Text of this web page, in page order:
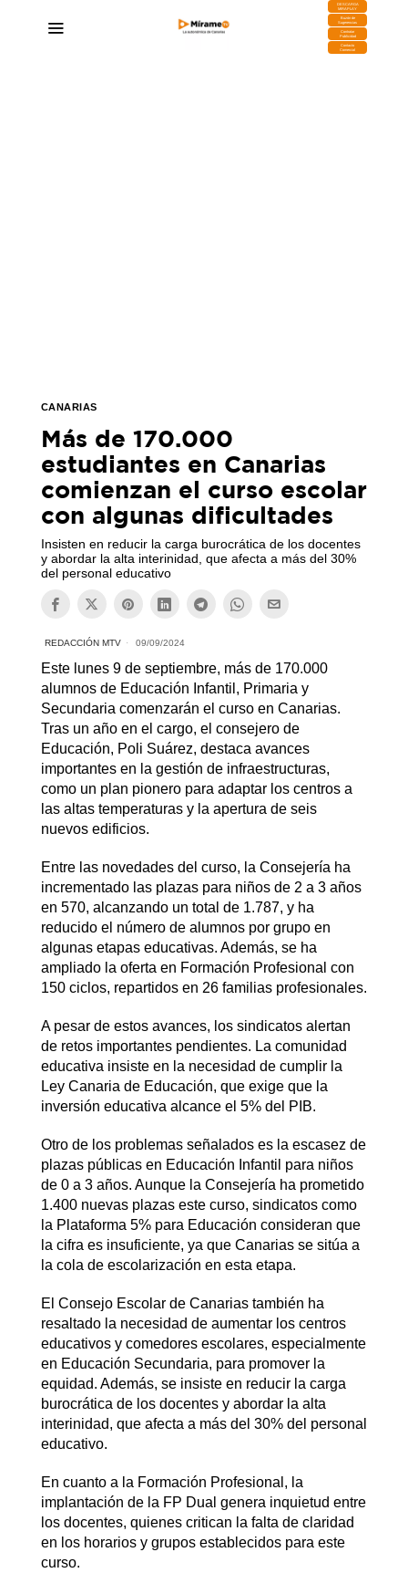
DESCARGA
MIRAPLAY
Buzón de
Sugerencias
Contratar
Publicidad
Contacto
Comercial
CANARIAS
Más de 170.000
estudiantes en Canarias
comienzan el curso escolar
con algunas dificultades
Insisten en reducir la carga burocrática de los docentes
y abordar la alta interinidad, que afecta a más del 30%
del personal educativo
REDACCIÓN MTV 09/09/2024
Este lunes 9 de septiembre, más de 170.000
alumnos de Educación Infantil, Primaria y
Secundaria comenzarán el curso en Canarias.
Tras un año en el cargo, el consejero de
Educación, Poli Suárez, destaca avances
importantes en la gestión de infraestructuras,
como un plan pionero para adaptar los centros a
las altas temperaturas y la apertura de seis
nuevos edificios.
Entre las novedades del curso, la Consejería ha
incrementado las plazas para niños de 2 a 3 años
en 570, alcanzando un total de 1.787, y ha
reducido el número de alumnos por grupo en
algunas etapas educativas. Además, se ha
ampliado la oferta en Formación Profesional con
150 ciclos, repartidos en 26 familias profesionales.
A pesar de estos avances, los sindicatos alertan
de retos importantes pendientes. La comunidad
educativa insiste en la necesidad de cumplir la
Ley Canaria de Educación, que exige que la
inversión educativa alcance el 5% del PIB.
Otro de los problemas señalados es la escasez de
plazas públicas en Educación Infantil para niños
de 0 a 3 años. Aunque la Consejería ha prometido
1.400 nuevas plazas este curso, sindicatos como
la Plataforma 5% para Educación consideran que
la cifra es insuficiente, ya que Canarias se sitúa a
la cola de escolarización en esta etapa.
El Consejo Escolar de Canarias también ha
resaltado la necesidad de aumentar los centros
educativos y comedores escolares, especialmente
en Educación Secundaria, para promover la
equidad. Además, se insiste en reducir la carga
burocrática de los docentes y abordar la alta
interinidad, que afecta a más del 30% del personal
educativo.
En cuanto a la Formación Profesional, la
implantación de la FP Dual genera inquietud entre
los docentes, quienes critican la falta de claridad
en los horarios y grupos establecidos para este
curso.